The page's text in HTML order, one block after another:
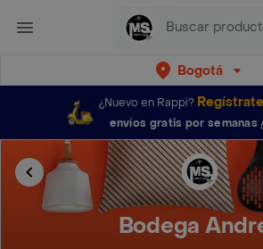
Bogotá
¿Nuevo en Rappi? Regístrate
envíos gratis por semanas
Bodega